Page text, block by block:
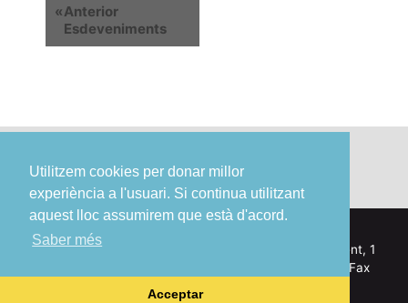
Utilitzem cookies per donar millor
experiència a l'usuari. Si continua utilitzant
aquest lloc assumirem que està d'acord.
Saber més
Acceptar
«Anterior
Esdeveniments
© Ajuntament de Sant Boi de Llobregat – Pl. Ajuntament, 1
– 08830 Sant Boi de Llobregat – Tel. 93 635 12 00 – Fax
93 630 18 56 –